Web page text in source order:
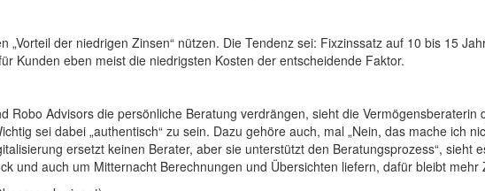
„Vorteil der niedrigen Zinsen“ nützen. Die Tendenz sei: Fixzinssatz auf 10 bis 15
Kunden eben meist die niedrigsten Kosten der entscheidende Faktor.
Robo Advisors die persönliche Beratung verdrängen, sieht die
sei dabei „authentisch“ zu sein. Dazu gehöre auch, mal „Nein, das mache ich
ersetzt keinen Berater, aber sie unterstützt den Beratungsprozess“, sieht
und auch um Mitternacht Berechnungen und Übersichten liefern, dafür bleibt